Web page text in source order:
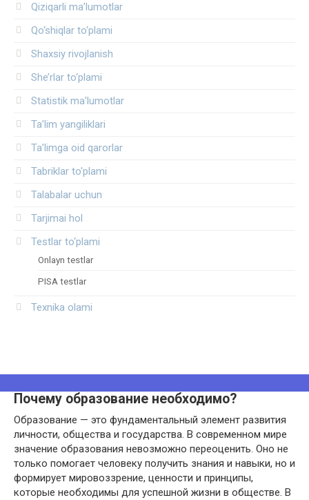
Qiziqarli ma’lumotlar
Qo‘shiqlar to‘plami
Shaxsiy rivojlanish
She’rlar to‘plami
Statistik ma’lumotlar
Ta’lim yangiliklari
Ta’limga oid qarorlar
Tabriklar to'plami
Talabalar uchun
Tarjimai hol
Testlar to‘plami
Onlayn testlar
PISA testlar
Texnika olami
Почему образование необходимо?
Образование — это фундаментальный элемент развития
личности, общества и государства. В современном мире
значение образования невозможно переоценить. Оно не
только помогает человеку получить знания и навыки, но и
формирует мировоззрение, ценности и принципы,
которые необходимы для успешной жизни в обществе. В